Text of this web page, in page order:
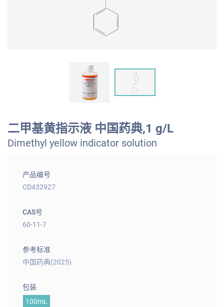
二甲基黄指示液 中国药典,1 g/L
Dimethyl yellow indicator solution
产品编号
CD432927
CAS号
60-11-7
参考标准
中国药典(2025)
包装
100mL